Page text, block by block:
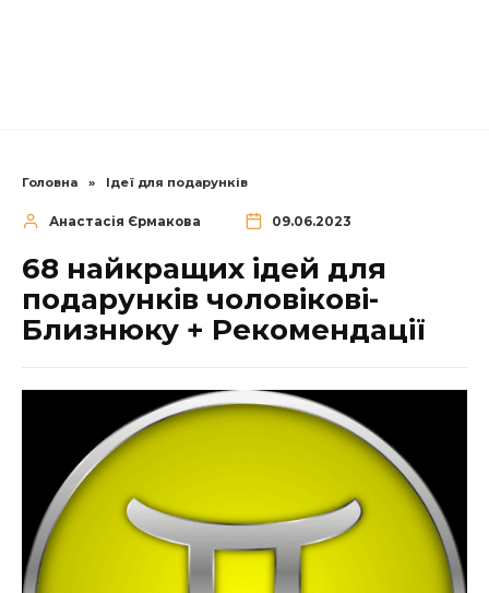
Головна » Ідеї для подарунків
Анастасія Єрмакова 09.06.2023
68 найкращих ідей для
подарунків чоловікові-
Близнюку + Рекомендації